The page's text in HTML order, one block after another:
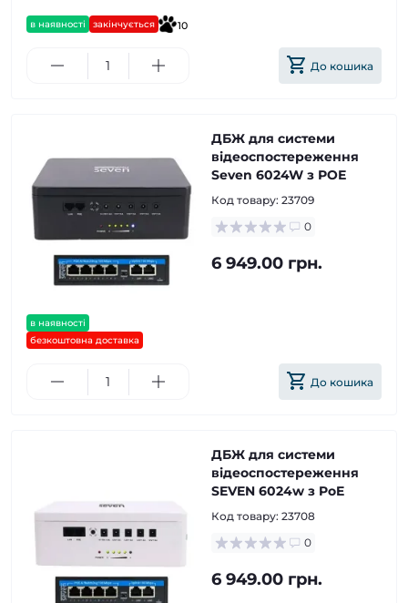
в наявності закінчується 10
До кошика
в наявності
безкоштовна доставка
ДБЖ для системи
відеоспостереження
Seven 6024W з РОЕ
Код товару: 23709
0
6 949.00 грн.
До кошика
ДБЖ для системи
відеоспостереження
SEVEN 6024w з PoE
Код товару: 23708
0
6 949.00 грн.